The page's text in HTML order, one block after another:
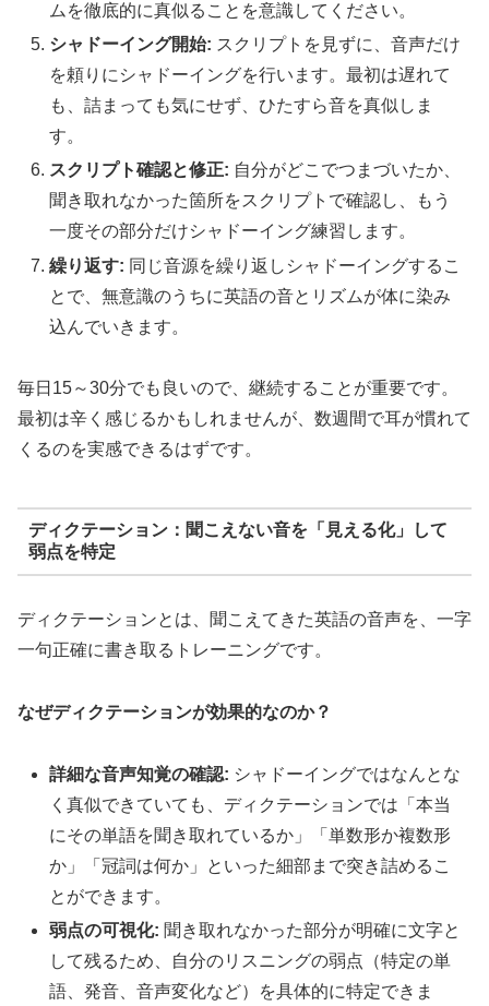
ムを徹底的に真似ることを意識してください。
シャドーイング開始: スクリプトを見ずに、音声だけ
を頼りにシャドーイングを行います。最初は遅れて
も、詰まっても気にせず、ひたすら音を真似しま
す。
スクリプト確認と修正: 自分がどこでつまづいたか、
聞き取れなかった箇所をスクリプトで確認し、もう
一度その部分だけシャドーイング練習します。
繰り返す: 同じ音源を繰り返しシャドーイングするこ
とで、無意識のうちに英語の音とリズムが体に染み
込んでいきます。
毎日15～30分でも良いので、継続することが重要です。
最初は辛く感じるかもしれませんが、数週間で耳が慣れて
くるのを実感できるはずです。
ディクテーション：聞こえない音を「見える化」して
弱点を特定
ディクテーションとは、聞こえてきた英語の音声を、一字
一句正確に書き取るトレーニングです。
なぜディクテーションが効果的なのか？
詳細な音声知覚の確認: シャドーイングではなんとな
く真似できていても、ディクテーションでは「本当
にその単語を聞き取れているか」「単数形か複数形
か」「冠詞は何か」といった細部まで突き詰めるこ
とができます。
弱点の可視化: 聞き取れなかった部分が明確に文字と
して残るため、自分のリスニングの弱点（特定の単
語、発音、音声変化など）を具体的に特定できま